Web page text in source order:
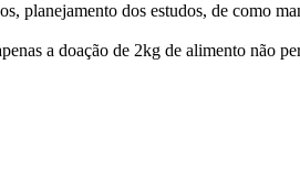
planejamento dos estudos, de como
a doação de 2kg de alimento não